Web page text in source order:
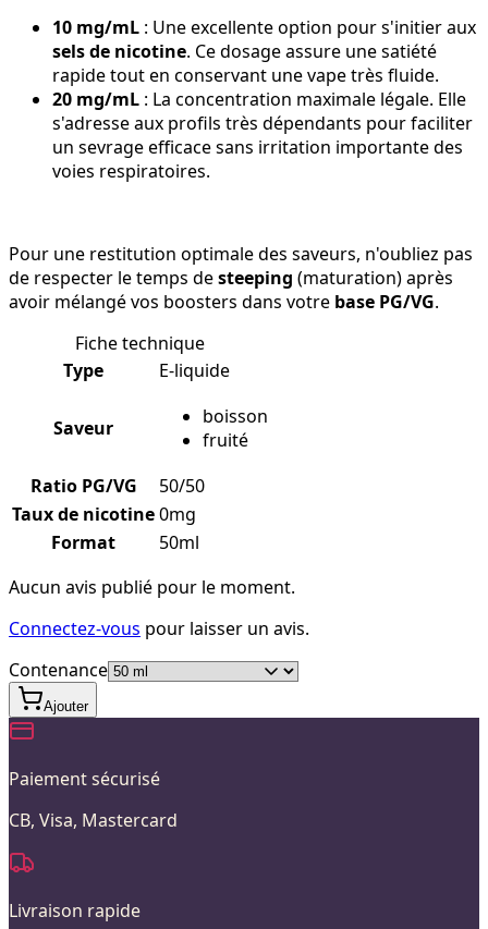
10 mg/mL : Une excellente option pour s'initier aux
sels de nicotine. Ce dosage assure une satiété
rapide tout en conservant une vape très fluide.
20 mg/mL : La concentration maximale légale. Elle
s'adresse aux profils très dépendants pour faciliter
un sevrage efficace sans irritation importante des
voies respiratoires.
Pour une restitution optimale des saveurs, n'oubliez pas
de respecter le temps desteeping (maturation) après
avoir mélangé vos boosters dans votre base PG/VG.
Fiche technique
Type
E-liquide
Saveur
boisson
fruité
Ratio PG/VG
50/50
Taux de nicotine0mg
Format
50ml
Aucun avis publié pour le moment.
Connectez-vous pour laisser un avis.
Contenance
Ajouter
Paiement sécurisé
CB, Visa, Mastercard
Livraison rapide